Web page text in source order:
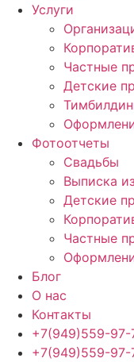
Услуги
Частные
Детские
Фотоотчеты
Cвадьбы
Выписка
Детские
Частные
Блог
О нас
Контакты
+7(949)559-97-
+7(949)559-97-